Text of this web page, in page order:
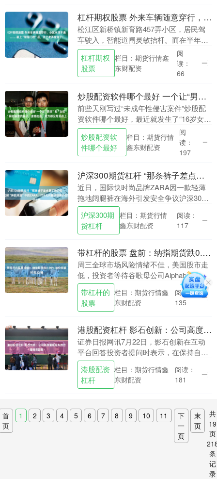
杠杆期权股票 外来车辆随意穿行，小区水泄不通……装上“智慧门栓”后，这个老弄堂变了！
松江区新桥镇新育路457弄小区，居民驾
车驶入，智能道闸灵敏抬杆。而在半年
前，这里还是另一番景象：外来车辆随意
穿行，狭窄的弄堂被堵得水泄不通。这一
变化的背后，是庄....
杠杆期权
股票
栏目：期货行情鑫
东财配资
阅
读：
66
炒股配资软件哪个最好 一个让“男权”和“女权”同时崩溃的案子，遗憾的是，双方都没骂到点上
前些天刚写过“未成年性侵害案件”炒股配
资软件哪个最好，最近就发生了“16岁女儿
报警称遭父亲性侵，父亲一审被判无期，
二审女儿当庭替父申冤称系诬告”。 网上
的骂声，....
炒股配资软
件哪个最好
栏目：期货行情
鑫东财配资
阅
读：
197
沪深300期货杠杆 “那条裤子差点要了我的命”，实探“摔跤风波”中的ZARA：259元问题阔腿裤仍在售
近日，国际快时尚品牌ZARA因一款轻薄
拖地阔腿裤在海外引发安全争议沪深300
期货杠杆，多名消费者反映穿着该款式后
发生摔倒受伤的情况，阔腿裤变“摔跤
裤”。 7月2....
沪深300期
货杠杆
栏目：期货行情
鑫东财配资
阅读：
117
带杠杆的股票 盘前：纳指期货跌0.90% 油价突破95美元/桶
周三全球市场风险情绪不佳，美国股市走
低，投资者等待谷歌母公司Alphabet公布
财报带杠杆的股票，以寻找迄今最明确的
信号：科技巨头投入人工智能领域的巨额
资金，是....
带杠杆的
股票
栏目：期货行情鑫
东财配资
阅读：
135
港股配资杠杆 影石创新：公司高度重视股东的合理投资回报
证券日报网讯7月22日，影石创新在互动
平台回答投资者提问时表示，在保持自身
持续稳健发展的同时，公司高度重视股东
的合理投资回报，在符合分红政策的前提
下制定合理方案....
港股配资
杠杆
栏目：期货行情鑫
东财配资
阅读：
181
首
页
1 2 3 4 5 6 7 8 9 10 11
下
一
页
末
页
共
19
页
条
记
录